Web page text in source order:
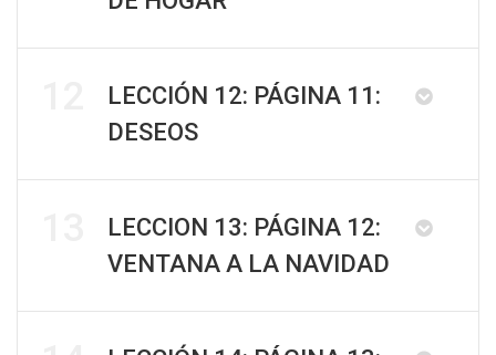
LECCIÓN 12: PÁGINA 11:
DESEOS
LECCION 13: PÁGINA 12:
VENTANA A LA NAVIDAD